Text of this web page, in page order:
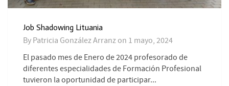
Job Shadowing Lituania
By Patricia González Arranz on 1 mayo, 2024
El pasado mes de Enero de 2024 profesorado de
diferentes especialidades de Formación Profesional
tuvieron la oportunidad de participar...